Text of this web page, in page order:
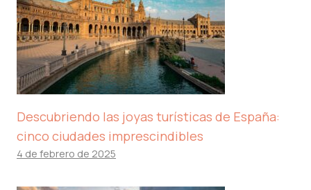
Descubriendo las joyas turísticas de España:
cinco ciudades imprescindibles
4 de febrero de 2025